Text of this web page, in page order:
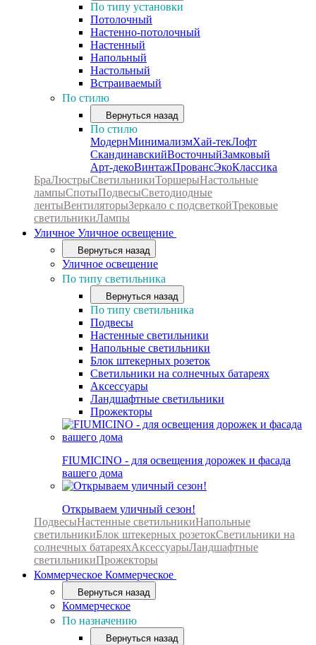
По типу установки
Потолочный
Настенно-потолочный
Настенный
Напольный
Настольный
Встраиваемый
По стилю
Вернуться назад
По стилю
МодернМинимализмХай-текЛофт
СкандинавскийВосточныйЗамковый
Арт-декоВинтажПровансЭкоКлассика
БраЛюстрыСветильникиТоршерыНастольные
лампыСпотыПодвесыСветодиодные
лентыВентиляторыЗеркало с подсветкойТрековые
светильникиЛампы
Уличное Уличное освещение
Вернуться назад
Уличное освещение
По типу светильника
Вернуться назад
По типу светильника
Подвесы
Настенные светильники
Напольные светильники
Блок штекерных розеток
Светильники на солнечных батареях
Аксессуары
Ландшафтные светильники
Прожекторы
FIUMICINO - для освещения дорожек и фасада
вашего дома
Открываем уличный сезон!
ПодвесыНастенные светильникиНапольные
светильникиБлок штекерных розетокСветильники на
солнечных батареяхАксессуарыЛандшафтные
светильникиПрожекторы
Коммерческое Коммерческое
Вернуться назад
Коммерческое
По назначению
Вернуться назад